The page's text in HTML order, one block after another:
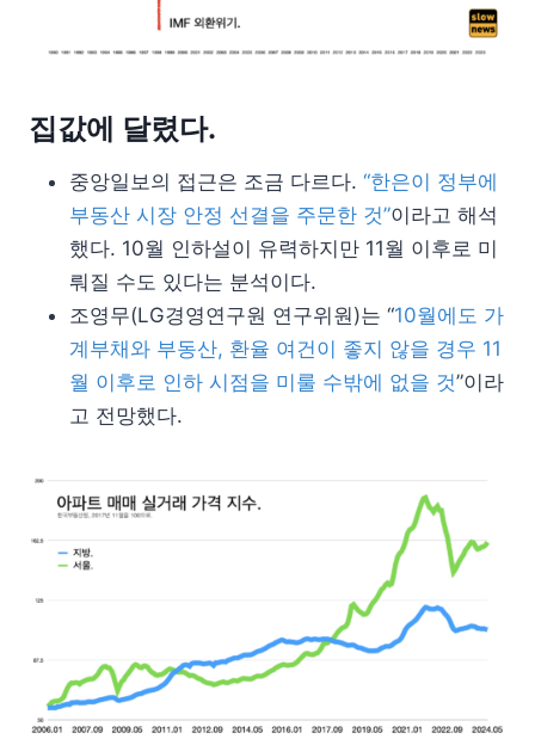
집값에 달렸다.
중앙일보의 접근은 조금 다르다. “한은이 정부에
부동산 시장 안정 선결을 주문한 것”이라고 해석
했다. 10월 인하설이 유력하지만 11월 이후로 미
뤄질 수도 있다는 분석이다.
조영무(LG경영연구원 연구위원)는 “10월에도 가
계부채와 부동산, 환율 여건이 좋지 않을 경우 11
월 이후로 인하 시점을 미룰 수밖에 없을 것”이라
고 전망했다.